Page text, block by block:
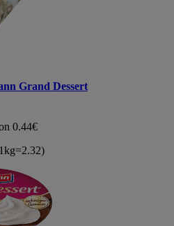
Grand Dessert
0.44€